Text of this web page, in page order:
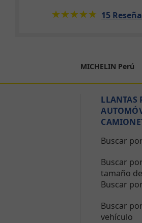
★★★★★
☆☆☆☆☆ 15
MICHELIN Perú
LLANTAS
Buscar
Buscar
tamaño
Buscar
Buscar
vehículo